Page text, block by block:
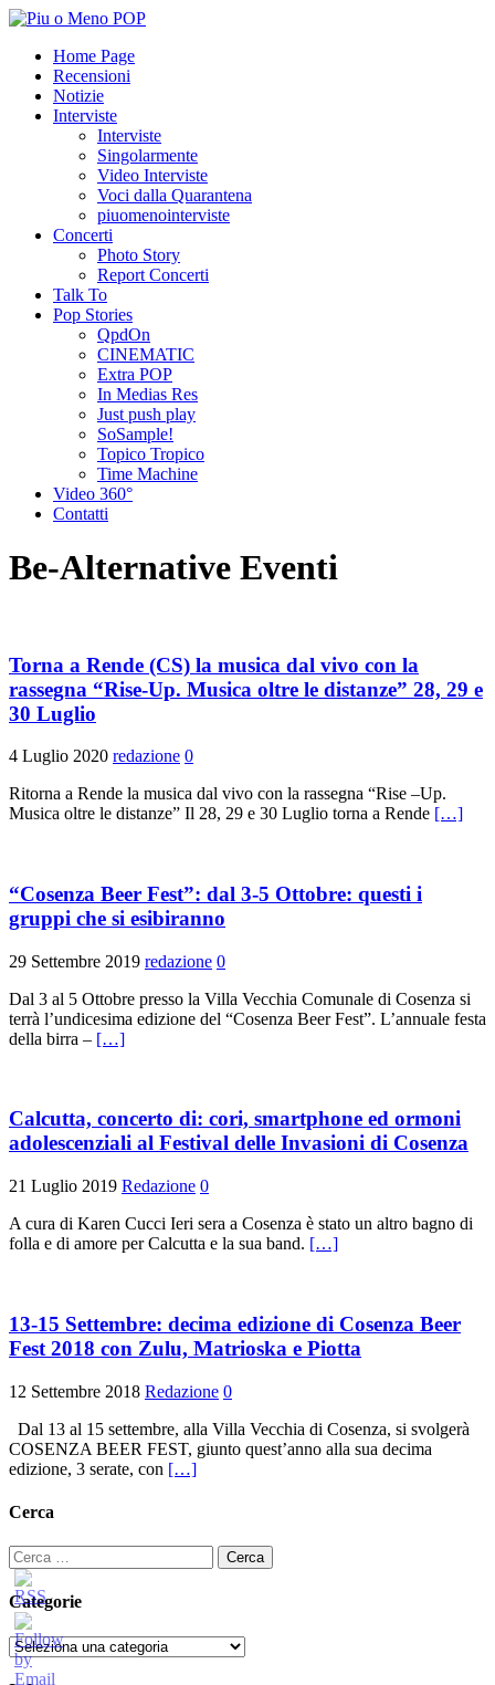
Home Page
Recensioni
Notizie
Interviste
Interviste
Singolarmente
Video Interviste
Voci dalla Quarantena
piuomenointerviste
Concerti
Photo Story
Report Concerti
Talk To
Pop Stories
QpdOn
CINEMATIC
Extra POP
In Medias Res
Just push play
SoSample!
Topico Tropico
Time Machine
Video 360°
Contatti
Be-Alternative Eventi
Torna a Rende (CS) la musica dal vivo con la
rassegna “Rise-Up. Musica oltre le distanze” 28, 29 e
30 Luglio
4 Luglio 2020 redazione 0
Ritorna a Rende la musica dal vivo con la rassegna “Rise –Up.
Musica oltre le distanze” Il 28, 29 e 30 Luglio torna a Rende […]
“Cosenza Beer Fest”: dal 3-5 Ottobre: questi i
gruppi che si esibiranno
29 Settembre 2019 redazione 0
Dal 3 al 5 Ottobre presso la Villa Vecchia Comunale di Cosenza si
terrà l’undicesima edizione del “Cosenza Beer Fest”. L’annuale festa
della birra – […]
Calcutta, concerto di: cori, smartphone ed ormoni
adolescenziali al Festival delle Invasioni di Cosenza
21 Luglio 2019 Redazione 0
A cura di Karen Cucci Ieri sera a Cosenza è stato un altro bagno di
folla e di amore per Calcutta e la sua band. […]
13-15 Settembre: decima edizione di Cosenza Beer
Fest 2018 con Zulu, Matrioska e Piotta
12 Settembre 2018 Redazione 0
Dal 13 al 15 settembre, alla Villa Vecchia di Cosenza, si svolgerà
COSENZA BEER FEST, giunto quest’anno alla sua decima
edizione, 3 serate, con […]
Cerca
Ricerca
per:
Categorie
Categorie